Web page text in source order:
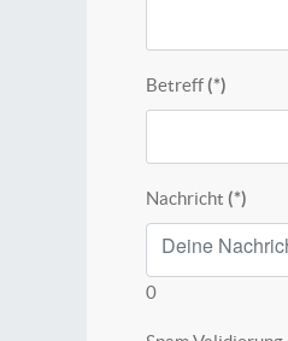
Betreff(*)
Nachricht (*)
0